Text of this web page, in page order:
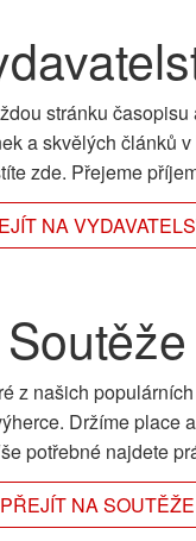
stránku
a skvělých článků
zde. Přejeme
NA
Soutěže
z našich
Držíme place
potřebné najdete
PŘEJÍT NA SOUTĚŽE